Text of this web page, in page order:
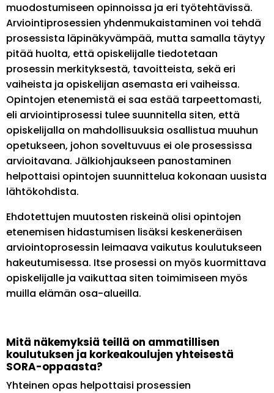
muodostumiseen opinnoissa ja eri työtehtävissä.
Arviointiprosessien yhdenmukaistaminen voi tehdä
prosessista läpinäkyvämpää, mutta samalla täytyy
pitää huolta, että opiskelijalle tiedotetaan
prosessin merkityksestä, tavoitteista, sekä eri
vaiheista ja opiskelijan asemasta eri vaiheissa.
Opintojen etenemistä ei saa estää tarpeettomasti,
eli arviointiprosessi tulee suunnitella siten, että
opiskelijalla on mahdollisuuksia osallistua muuhun
opetukseen, johon soveltuvuus ei ole prosessissa
arvioitavana. Jälkiohjaukseen panostaminen
helpottaisi opintojen suunnittelua kokonaan uusista
lähtökohdista.
Ehdotettujen muutosten riskeinä olisi opintojen
etenemisen hidastumisen lisäksi keskeneräisen
arviointoprosessin leimaava vaikutus koulutukseen
hakeutumisessa. Itse prosessi on myös kuormittava
opiskelijalle ja vaikuttaa siten toimimiseen myös
muilla elämän osa-alueilla.
Mitä näkemyksiä teillä on ammatillisen
koulutuksen ja korkeakoulujen yhteisestä
SORA-oppaasta?
Yhteinen opas helpottaisi prosessien